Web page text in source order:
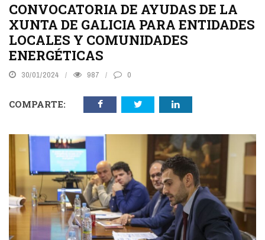
CONVOCATORIA DE AYUDAS DE LA
XUNTA DE GALICIA PARA ENTIDADES
LOCALES Y COMUNIDADES
ENERGÉTICAS
30/01/2024 987 0
COMPARTE: